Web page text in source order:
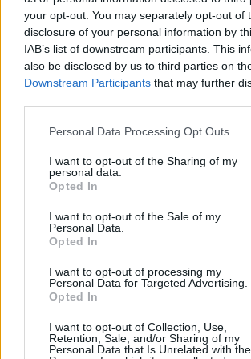
your opt-out. You may separately opt-out of
disclosure of your personal information by
IAB’s list of downstream participants. This
also be disclosed by us to third parties on
Downstream Participants that may further
Personal Data Processing Opt Outs
I want to opt-out of the Sharing of my
personal data.
Opted In
I want to opt-out of the Sale of my
Personal Data.
Opted In
I want to opt-out of processing my
Personal Data for Targeted Advertising.
Opted In
I want to opt-out of Collection, Use,
Retention, Sale, and/or Sharing of my
Personal Data that Is Unrelated with the
βροχές
08/08/2026 - 14:08 ΕΛΛΑΔΑ
Ειδικό Χωροταξικό για τον Τουρισμό:
κανόνες για επενδύσεις, νησιά και
Υπουργείο Εργασίας: Ο “χάρτης” των
από τον e-ΕΦΚΑ και τη ΔΥΠΑ έως τις
08/08/2026 - 12:58
Οι Hamilton Reserve Bank και SEE
Hamilton Ltd. συνάπτουν συμφωνία
08/08/2026 - 13:44 ΕΠΙΧΕΙΡΗΣΕΙΣ
1,76%, κέρδη 23,31% από τις αρχές
08/08/2026 - 12:36 ΟΙΚΟΝΟΜΙΑ